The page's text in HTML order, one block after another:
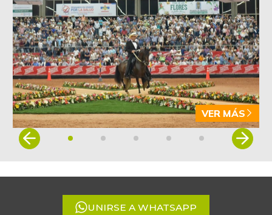
VER MÁS
Item
5
UNIRSE A WHATSAPP